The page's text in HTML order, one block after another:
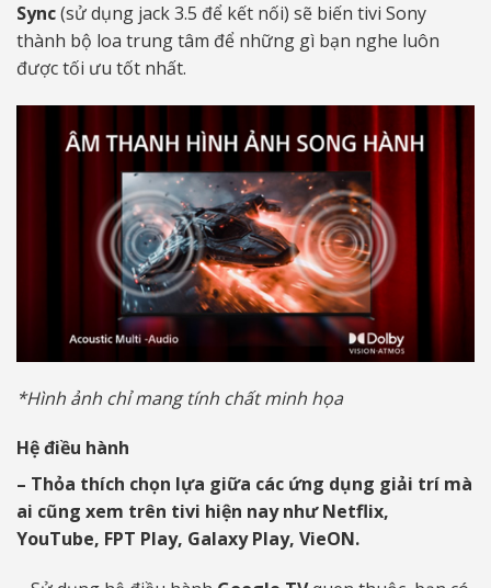
Sync(sử dụng jack 3.5 để kết nối) sẽ biến tivi Sony
thành bộ loa trung tâm để những gì bạn nghe luôn
được tối ưu tốt nhất.
*Hình ảnh chỉ mang tính chất minh họa
Hệ điều hành
– Thỏa thích chọn lựa giữa các ứng dụng giải trí mà
ai cũng xem trên tivi hiện nay như Netflix,
YouTube, FPT Play, Galaxy Play, VieON.